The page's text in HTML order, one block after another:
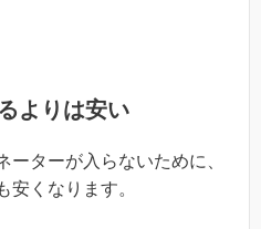
よりは安い
ーターが入らないために、
安くなります。